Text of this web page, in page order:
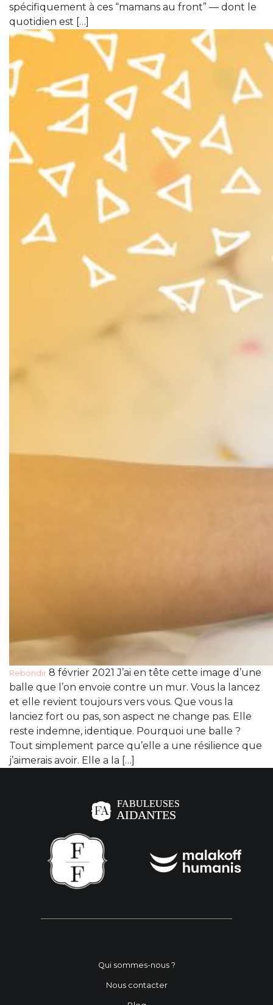
spécifiquement à ces “mamans au front” — dont le
quotidien est […]
Rebondir 8 février 2021 J’ai en tête cette image d’une
balle que l’on envoie contre un mur. Vous la lancez
et elle revient toujours vers vous. Que vous la
lanciez fort ou pas, son aspect ne change pas. Elle
reste indemne, identique. Pourquoi une balle ?
Tout simplement parce qu’elle a une résilience que
j’aimerais avoir. Elle a la […]
Qui sommes-nous ?
Nous contacter